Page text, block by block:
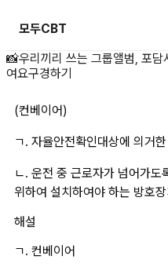
모두CBT
(컨베이어)ㄱ.
📸우리끼리 쓰는 그룹앨범, 포담
여요구경하기
(컨베이어)
ㄱ. 자율안전확인대상에 의거
ㄴ. 운전 중 근로자가 넘어가도
위하여 설치하여야 하는 방호
해설
ㄱ. 컨베이어